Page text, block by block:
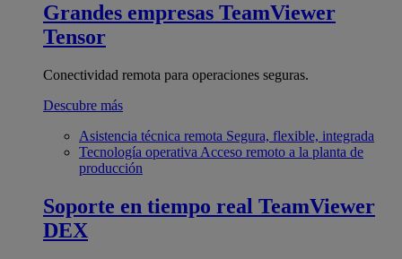
Grandes empresas TeamViewer
Tensor
Conectividad remota para operaciones seguras.
Descubre más
Asistencia técnica remota Segura, flexible, integrada
Tecnología operativa Acceso remoto a la planta de
producción
Soporte en tiempo real TeamViewer
DEX